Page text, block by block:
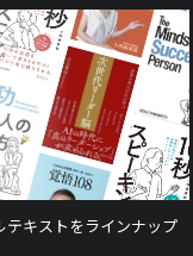
テキストをラインナップ